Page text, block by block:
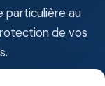
particulière au
de vos